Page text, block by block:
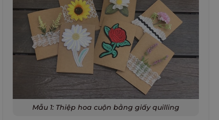
Mẫu 1: Thiệp hoa cuộn bằng giấy quilling